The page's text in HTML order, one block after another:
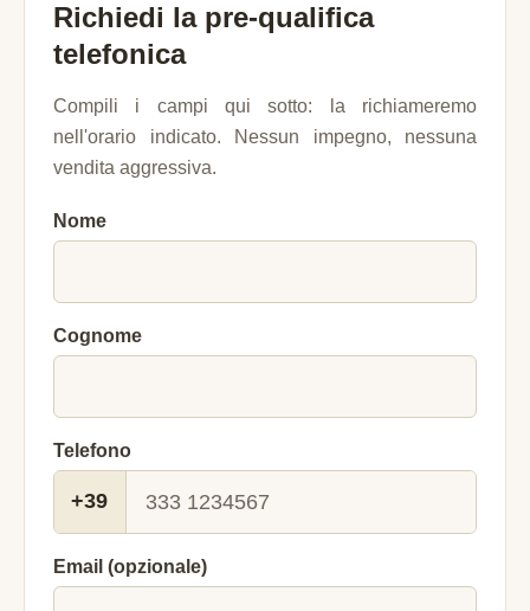
Richiedi la pre-qualifica
telefonica
Compili i campi qui sotto: la richiameremo
nell'orario indicato. Nessun impegno, nessuna
vendita aggressiva.
Nome
Cognome
Telefono
+39
Email (opzionale)